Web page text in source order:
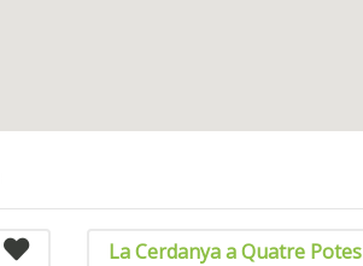
La Cerdanya a Quatre Potes